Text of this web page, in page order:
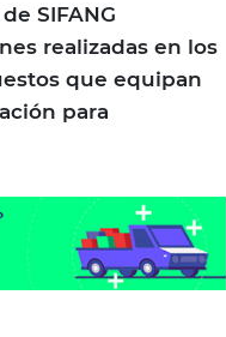
SIFANG
realizadas en los
que equipan
para